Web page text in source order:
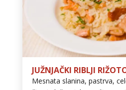
JUŽNJAČKI RIBLJI
Mesnata slanina, pastrva,